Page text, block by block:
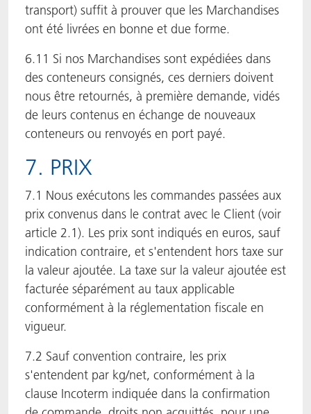
transport) suffit à prouver que les Marchandises
ont été livrées en bonne et due forme.
6.11 Si nos Marchandises sont expédiées dans
des conteneurs consignés, ces derniers doivent
nous être retournés, à première demande, vidés
de leurs contenus en échange de nouveaux
conteneurs ou renvoyés en port payé.
7. PRIX
7.1 Nous exécutons les commandes passées aux
prix convenus dans le contrat avec le Client (voir
article 2.1). Les prix sont indiqués en euros, sauf
indication contraire, et s'entendent hors taxe sur
la valeur ajoutée. La taxe sur la valeur ajoutée est
facturée séparément au taux applicable
conformément à la réglementation fiscale en
vigueur.
7.2 Sauf convention contraire, les prix
s'entendent par kg/net, conformément à la
clause Incoterm indiquée dans la confirmation